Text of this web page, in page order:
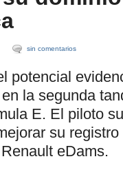
sin comentarios
potencial
la segunda
E. El piloto
su
eDams.